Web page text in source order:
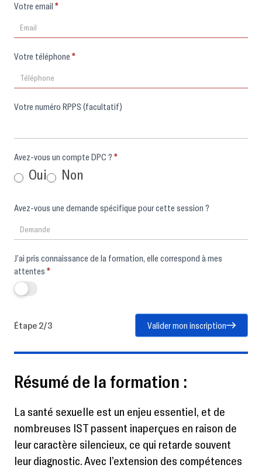
Votre email *
Votre téléphone *
Votre numéro RPPS (facultatif)
Avez-vous un compte DPC ? *
Oui Non
Avez-vous une demande spécifique pour cette session ?
J’ai pris connaissance de la formation, elle correspond à mes
attentes *
Étape 2/3 Valider mon inscription
Résumé de la formation :
La santé sexuelle est un enjeu essentiel, et de
nombreuses IST passent inaperçues en raison de
leur caractère silencieux, ce qui retarde souvent
leur diagnostic. Avec l’extension des compétences